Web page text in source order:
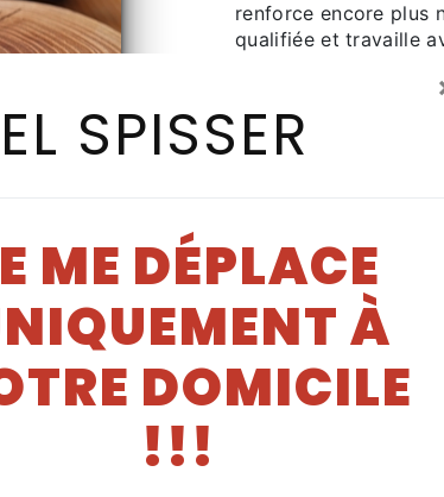
SPISSER
ME DÉPLACE
À
DOMICILE
!!!
renforce encore plus
qualifiée et travaille